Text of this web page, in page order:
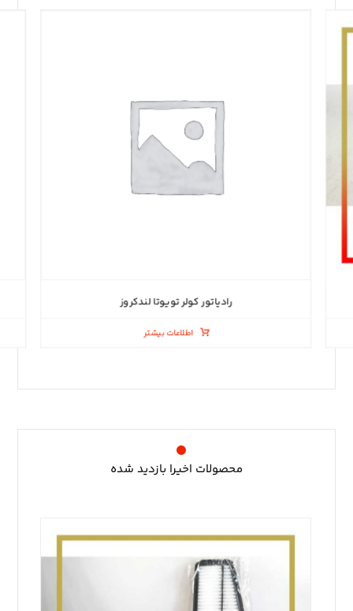
رادیاتور کولر تویوتا لندکروز
اطلاعات بیشتر
محصولات اخیرا بازدید شده